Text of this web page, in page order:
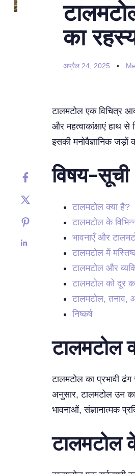
का
अप्रैल 24, 2025
टालमटोल एक विचित्र
और महत्वाकांक्षाएं
इसकी मनोवैज्ञानिक
विषय-सूची
टालमटोल क्या है?
टालमटोल के
भावनाएँ और
टालमटोल में
टालमटोल और
टालमटोल को दूर
टालमटोल, तनाव,
निष्कर्ष
टालमटोल
टालमटोल का प्रभावी
अनुसार, टालमटोल उन
भावनाओं, संज्ञानात्मक
टालमटोल